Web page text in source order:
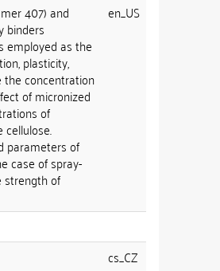
407) and
binders
employed as the
plasticity,
the concentration
of micronized
of
parameters of
case of spray-
strength of
en_US
cs_CZ